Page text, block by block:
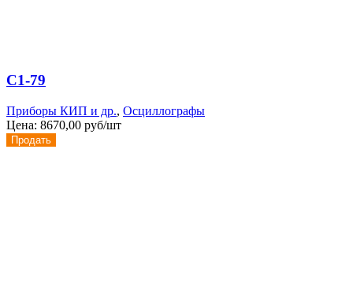
С1-79
Приборы КИП и др., Осциллографы
Цена: 8670,00 руб/шт
Продать